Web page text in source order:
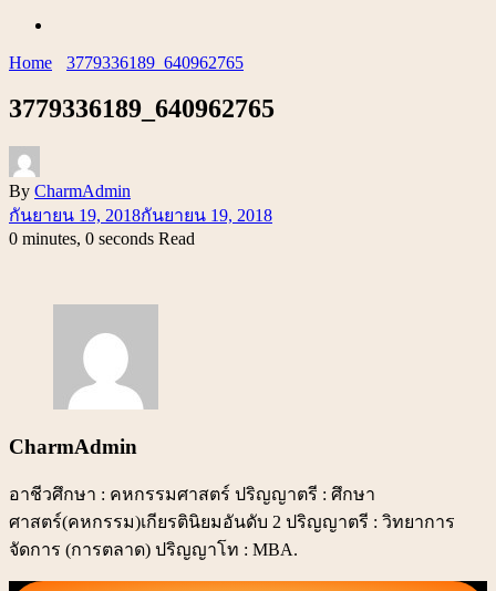
Home 3779336189_640962765
3779336189_640962765
By CharmAdmin
กันยายน 19, 2018กันยายน 19, 2018
0 minutes, 0 seconds Read
CharmAdmin
อาชีวศึกษา : คหกรรมศาสตร์ ปริญญาตรี : ศึกษา
ศาสตร์(คหกรรม)เกียรตินิยมอันดับ 2 ปริญญาตรี : วิทยาการ
จัดการ (การตลาด) ปริญญาโท : MBA.